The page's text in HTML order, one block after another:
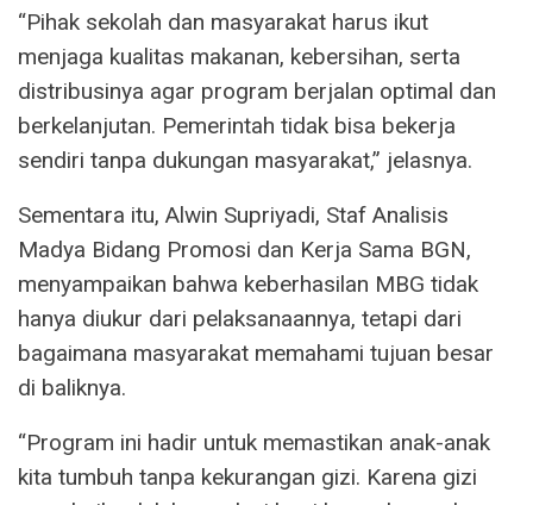
“Pihak sekolah dan masyarakat harus ikut
menjaga kualitas makanan, kebersihan, serta
distribusinya agar program berjalan optimal dan
berkelanjutan. Pemerintah tidak bisa bekerja
sendiri tanpa dukungan masyarakat,” jelasnya.
Sementara itu, Alwin Supriyadi, Staf Analisis
Madya Bidang Promosi dan Kerja Sama BGN,
menyampaikan bahwa keberhasilan MBG tidak
hanya diukur dari pelaksanaannya, tetapi dari
bagaimana masyarakat memahami tujuan besar
di baliknya.
“Program ini hadir untuk memastikan anak-anak
kita tumbuh tanpa kekurangan gizi. Karena gizi